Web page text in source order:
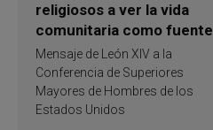
religiosos a ver la vida
comunitaria como fuente
de inspiración y
santificación
Mensaje de León XIV a la
Conferencia de Superiores
Mayores de Hombres de los
Estados Unidos